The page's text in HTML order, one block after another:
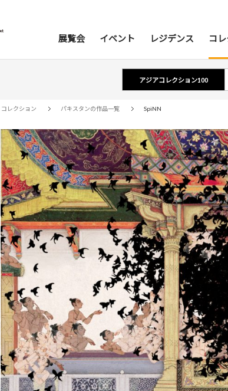
展覧会 イベント レジデンス コ
利用案内
バリアフリー情報
施設貸出
基本理念
刊行物
あじびの楽しみ方
アジアコレクション100
コレクション パキスタンの作品一覧 SpiNN